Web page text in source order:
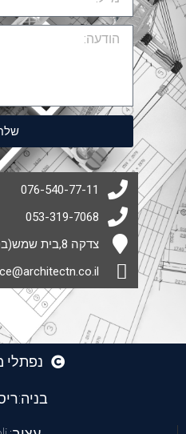
076-540-77-11
053-319-7068
צדקה 8,בית שמש(בכניסה לחניה)
נפתלי